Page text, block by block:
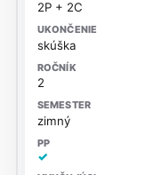
2P + 2C
skúška
2
zimný
✓